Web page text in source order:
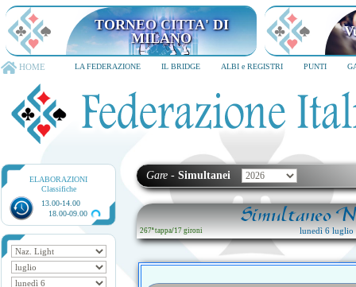
TORNEO CITTA' DI MILANO
6-8 dicembre 2026
HOME LA FEDERAZIONE IL BRIDGE ALBI e REGISTRI PUNTI
ELABORAZIONI
Classifiche
13.00-14.00
18.00-09.00
Gare - Simultanei
Simultaneo
267ª tappa/17 gironi lunedì 6 luglio